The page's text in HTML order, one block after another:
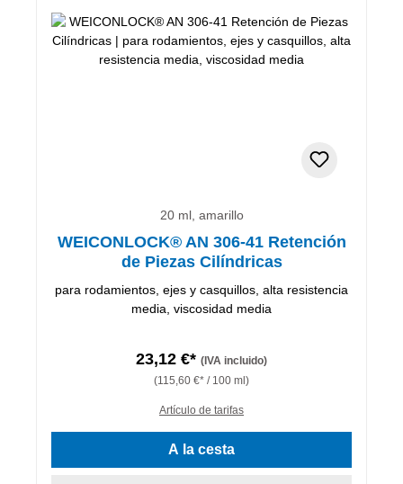
20 ml, amarillo
WEICONLOCK® AN 306-41 Retención
de Piezas Cilíndricas
para rodamientos, ejes y casquillos, alta resistencia
media, viscosidad media
23,12 €* (IVA incluido)
(115,60 €* / 100 ml)
Artículo de tarifas
A la cesta